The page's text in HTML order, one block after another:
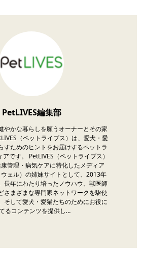
PetLIVES編集部
やかな暮らしを願うオーナーとその家
（ペットライブス）は、愛犬・愛
すためのヒントをお届けするペットラ
です。 PetLIVES（ペットライブス）
管理・病気ケアに特化したメディア
ェル）の姉妹サイトとして、2013年
長年にわたり培ったノウハウ、獣医師
さまざまな専門家ネットワークを駆使
そして愛犬・愛猫たちのためにお役に
るコンテンツを提供し…